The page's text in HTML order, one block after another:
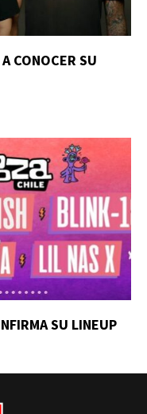
CONOCER SU
SU LINEUP